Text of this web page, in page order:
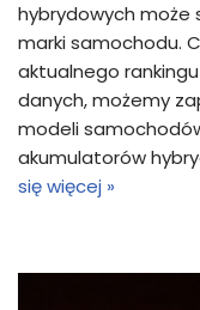
hybrydowych może
marki samochodu.
aktualnego
danych, możemy
modeli
akumulatorów
się więcej »